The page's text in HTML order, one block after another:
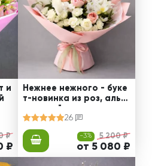
и
₽
₽
Нежнее нежного - буке
т-новинка из роз, альст
ромерий и калл
26
-3% 5 200 ₽
от 5 080 ₽